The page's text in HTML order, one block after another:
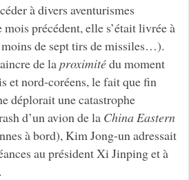
à divers aventurismes
précédent, elle s’était livrée à
moins de sept tirs de missiles…).
de laproximitédu moment
et nord-coréens, le fait que fin
déplorait une catastrophe
d’un avion de la China Eastern
à bord), Kim Jong-un adressait
au président Xi Jinping et à